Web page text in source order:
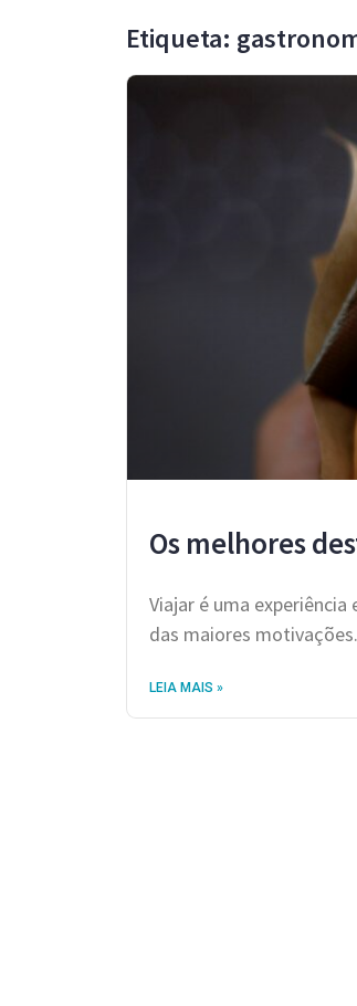
Etiqueta:
Os melhores
Viajar é uma
das maiores
LEIA MAIS »